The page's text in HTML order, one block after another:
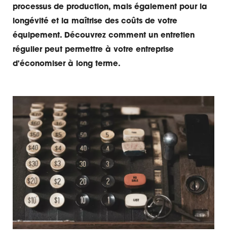
processus de production, mais également pour la
longévité et la maîtrise des coûts de votre
équipement. Découvrez comment un entretien
régulier peut permettre à votre entreprise
d'économiser à long terme.